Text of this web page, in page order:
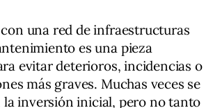
una red de infraestructuras
es una pieza
evitar deterioros, incidencias o
más graves. Muchas veces se
la inversión inicial, pero no tanto